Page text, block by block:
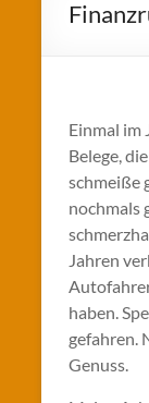
Einmal im
Belege,
schmeiße
nochmals
Jahren
haben.
gefahren.
Genuss.